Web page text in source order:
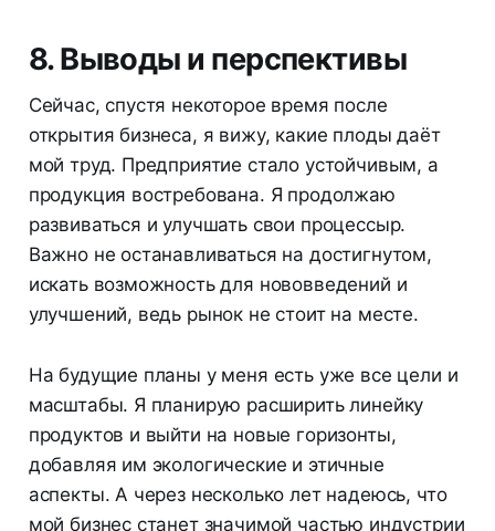
8. Выводы и перспективы
Сейчас, спустя некоторое время после
открытия бизнеса, я вижу, какие плоды даёт
мой труд. Предприятие стало устойчивым, а
продукция востребована. Я продолжаю
развиваться и улучшать свои процессыр.
Важно не останавливаться на достигнутом,
искать возможность для нововведений и
улучшений, ведь рынок не стоит на месте.
На будущие планы у меня есть уже все цели и
масштабы. Я планирую расширить линейку
продуктов и выйти на новые горизонты,
добавляя им экологические и этичные
аспекты. А через несколько лет надеюсь, что
мой бизнес станет значимой частью индустрии